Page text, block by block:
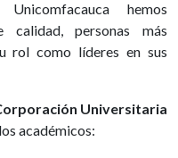
hemos
calidad, personas más
rol como líderes en sus
Universitaria
académicos: